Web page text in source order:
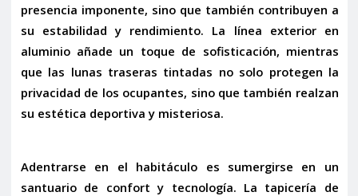
presencia imponente, sino que también contribuyen a
su estabilidad y rendimiento. La línea exterior en
aluminioañade un toque de sofisticación, mientras
que las lunas traseras tintadas no solo protegen la
privacidad de los ocupantes, sino que también realzan
su estética deportiva y misteriosa.
Adentrarse en el habitáculo es sumergirse en un
santuario de confort y tecnología. La tapicería de